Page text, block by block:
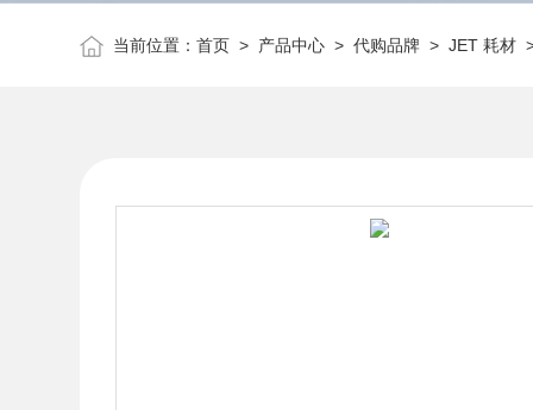
当前位置：首页 > 产品中心 >代购品牌 >JET 耗材